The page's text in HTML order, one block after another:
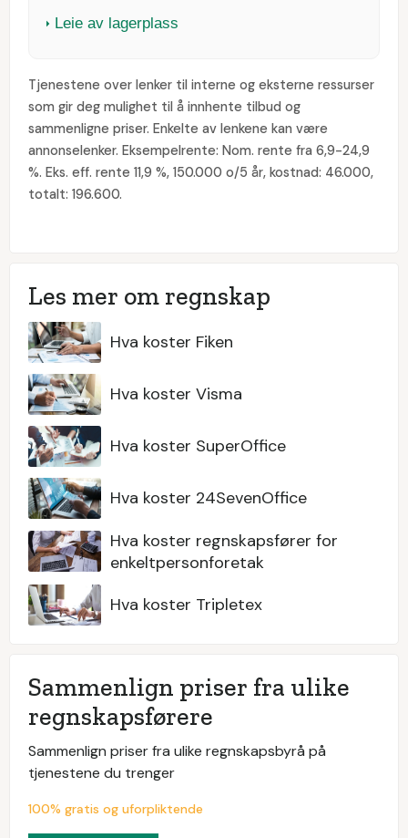
Leie av lagerplass
Tjenestene over lenker til interne og eksterne ressurser
som gir deg mulighet til å innhente tilbud og
sammenligne priser. Enkelte av lenkene kan være
annonselenker. Eksempelrente: Nom. rente fra 6,9-24,9
%. Eks. eff. rente 11,9 %, 150.000 o/5 år, kostnad: 46.000,
totalt: 196.600.
Les mer om regnskap
Hva koster Fiken
Hva koster Visma
Hva koster SuperOffice
Hva koster 24SevenOffice
Hva koster regnskapsfører for
enkeltpersonforetak
Hva koster Tripletex
Sammenlign priser fra ulike
regnskapsførere
Sammenlign priser fra ulike regnskapsbyrå på
tjenestene du trenger
100% gratis og uforpliktende